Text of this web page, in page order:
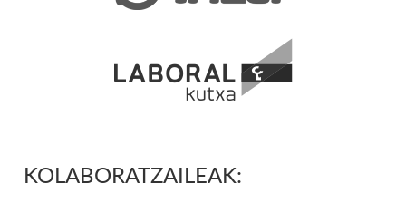
KOLABORATZAILEAK: